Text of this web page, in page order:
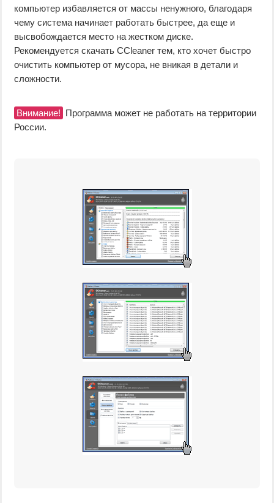
компьютер избавляется от массы ненужного, благодаря
чему система начинает работать быстрее, да еще и
высвобождается место на жестком диске.
Рекомендуется скачать CCleaner тем, кто хочет быстро
очистить компьютер от мусора, не вникая в детали и
сложности.
Внимание! Программа может не работать на территории
России.